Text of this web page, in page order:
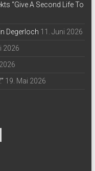
“Give A Second Life To
Degerloch 11. Juni 2026
2026
19. Mai 2026